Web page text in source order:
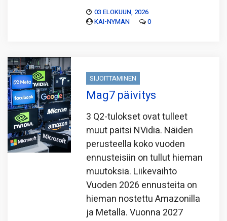
03 ELOKUUN, 2026
KAI-NYMAN
0
SIJOITTAMINEN
Mag7 päivitys
3 Q2-tulokset ovat tulleet
muut paitsi NVidia. Näiden
perusteella koko vuoden
ennusteisiin on tullut hieman
muutoksia. Liikevaihto
Vuoden 2026 ennusteita on
hieman nostettu Amazonilla
ja Metalla. Vuonna 2027